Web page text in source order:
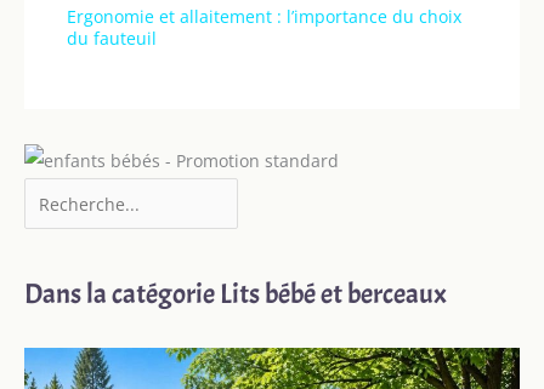
Ergonomie et allaitement : l’importance du choix
du fauteuil
Dans la catégorie Lits bébé et berceaux